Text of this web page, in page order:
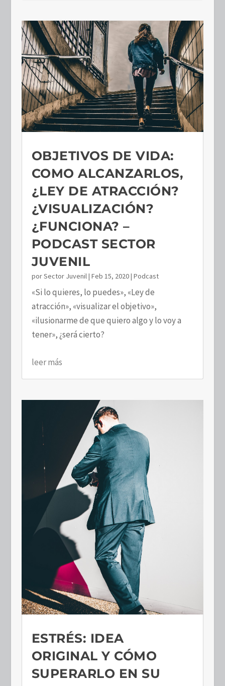
OBJETIVOS DE VIDA:
COMO ALCANZARLOS,
¿LEY DE ATRACCIÓN?
¿VISUALIZACIÓN?
¿FUNCIONA? –
PODCAST SECTOR
JUVENIL
porSector Juvenil| Feb 15, 2020| Podcast
«Si lo quieres, lo puedes», «Ley de
atracción», «visualizar el objetivo»,
«ilusionarme de que quiero algo y lo voy a
tener», ¿será cierto?
leer más
ESTRÉS: IDEA
ORIGINAL Y CÓMO
SUPERARLO EN SU